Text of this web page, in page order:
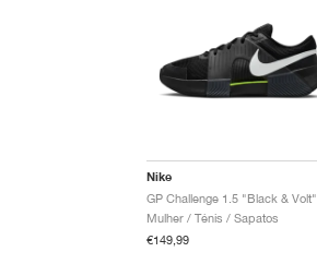
Nike
GP Challenge 1.5 "Black & Volt"
Mulher / Ténis / Sapatos
€149,99